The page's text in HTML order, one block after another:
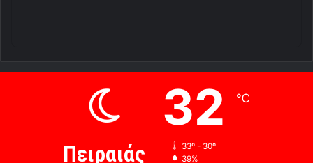
Πειραιάς
32 ℃
33º - 30º
39%